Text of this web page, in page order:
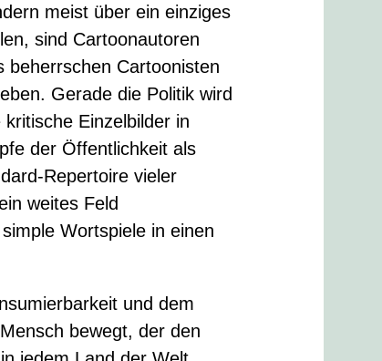
meist über ein einziges
sind Cartoonautoren
beherrschen Cartoonisten
Gerade die Politik wird
Einzelbilder in
der Öffentlichkeit als
Repertoire vieler
weites Feld
Wortspiele in einen
und dem
bewegt, der den